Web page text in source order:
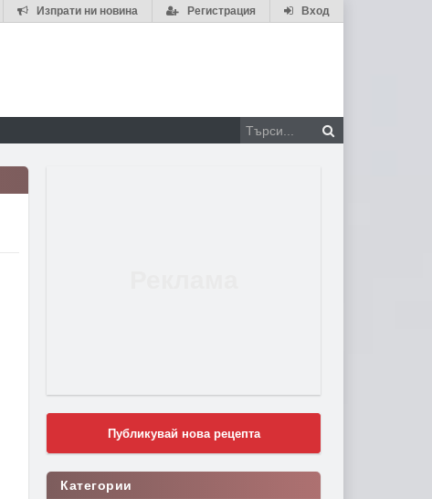
Вход
Регистрация
Изпрати ни новина
Публикувай нова рецепта
Категории